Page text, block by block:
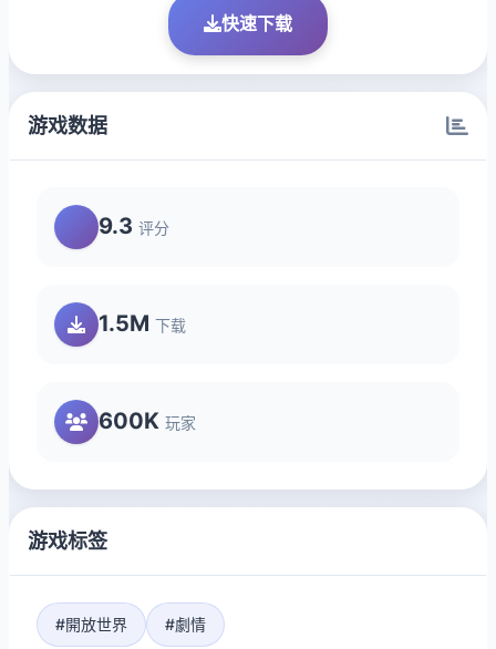
快速下载
游戏数据
9.3 评分
1.5M 下载
600K 玩家
游戏标签
#開放世界 #劇情